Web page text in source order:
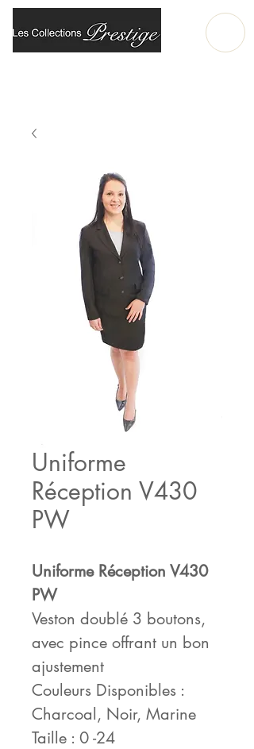
Uniforme
Réception V430
PW
Uniforme Réception V430
PW
Veston doublé 3 boutons,
avec pince offrant un bon
ajustement
Couleurs Disponibles :
Charcoal, Noir, Marine
Taille : 0 -24